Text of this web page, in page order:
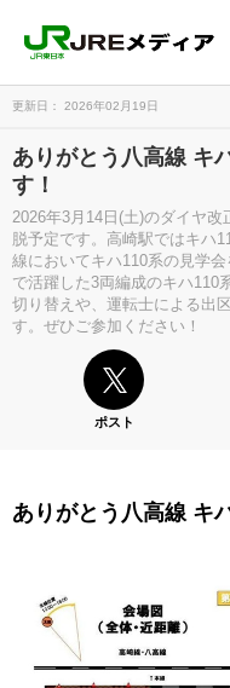
更新日： 2026年02月19日
ありがとう八高線 キ
す！
2026年3月14日(土)のダイヤ
脱予定です。高崎駅ではキハ
線においてキハ110系の見学
で活躍した3両編成のキハ110
切り替えや、運転士による出
す。ぜひご参加ください！
ポスト
ありがとう八高線 キ